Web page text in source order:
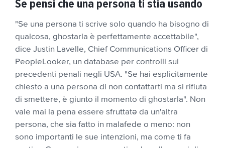
Se pensi che una persona ti stia usando
"Se una persona ti scrive solo quando ha bisogno di
qualcosa, ghostarla è perfettamente accettabile",
dice Justin Lavelle, Chief Communications Officer di
PeopleLooker, un database per controlli sui
precedenti penali negli USA. "Se hai esplicitamente
chiesto a una persona di non contattarti ma si rifiuta
di smettere, è giunto il momento di ghostarla". Non
vale mai la pena essere sfruttatə da un'altra
persona, che sia fatto in malafede o meno: non
sono importanti le sue intenzioni, ma come ti fa